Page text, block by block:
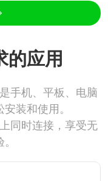
的应用
手机、平板、电脑
装和使用。
同时连接，享受无